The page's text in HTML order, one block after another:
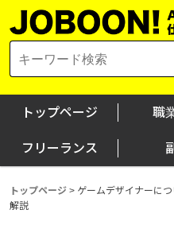
Skip
to
for:
トップページ 職
フリーランス
トップページ > ゲームデザイナーに
解説